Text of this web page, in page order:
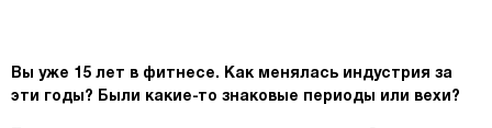
Вы уже 15 лет в фитнесе. Как менялась индустрия за
эти годы? Были какие-то знаковые периоды или вехи?